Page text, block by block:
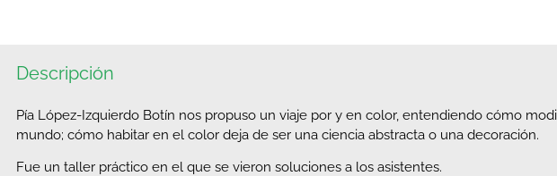
Descripción
Pía López-Izquierdo Botín nos propuso un viaje por y en color, entendiendo cómo
mundo; cómo habitar en el color deja de ser una ciencia abstracta o una decoración.
Fue un taller práctico en el que se vieron soluciones a los asistentes.